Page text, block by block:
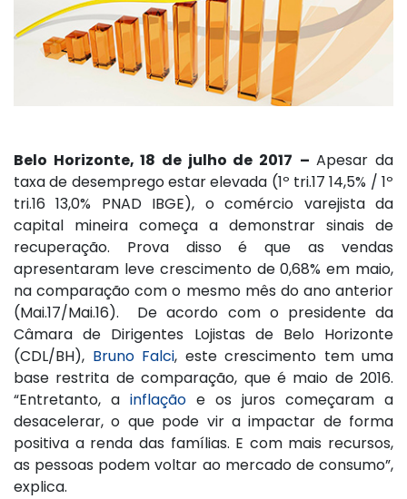
Belo Horizonte, 18 de julho de 2017 – Apesar da
taxa de desemprego estar elevada (1º tri.17 14,5% / 1º
tri.16 13,0% PNAD IBGE), o comércio varejista da
capital mineira começa a demonstrar sinais de
recuperação. Prova disso é que as vendas
apresentaram leve crescimento de 0,68% em maio,
na comparação com o mesmo mês do ano anterior
(Mai.17/Mai.16). De acordo com o presidente da
Câmara de Dirigentes Lojistas de Belo Horizonte
(CDL/BH), Bruno Falci, este crescimento tem uma
base restrita de comparação, que é maio de 2016.
“Entretanto, a inflação e os juros começaram a
desacelerar, o que pode vir a impactar de forma
positiva a renda das famílias. E com mais recursos,
as pessoas podem voltar ao mercado de consumo”,
explica.